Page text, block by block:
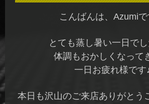
こんばんは、Azumi
とても蒸し暑い一日で
体調もおかしくなって
一日お疲れ様です
本日も沢山のご来店ありがと